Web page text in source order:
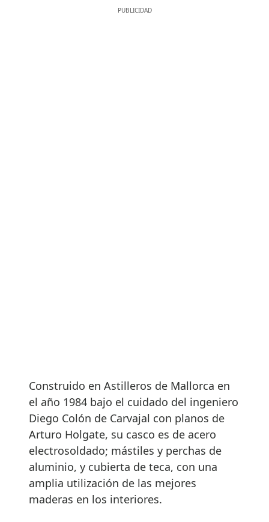
Construido en Astilleros de Mallorca en
el año 1984 bajo el cuidado del ingeniero
Diego Colón de Carvajal con planos de
Arturo Holgate, su casco es de acero
electrosoldado; mástiles y perchas de
aluminio, y cubierta de teca, con una
amplia utilización de las mejores
maderas en los interiores.